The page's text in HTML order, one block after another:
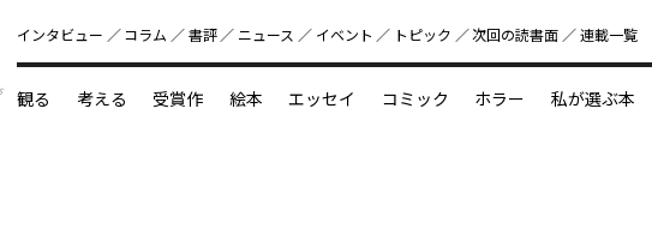
好書好日
インタビュー コラム 書評 ニュース イベント トピック 次回の読書⾯ 連載一覧
観る 考える 受賞作 絵本 エッセイ コミック ホラー 私が選ぶ本